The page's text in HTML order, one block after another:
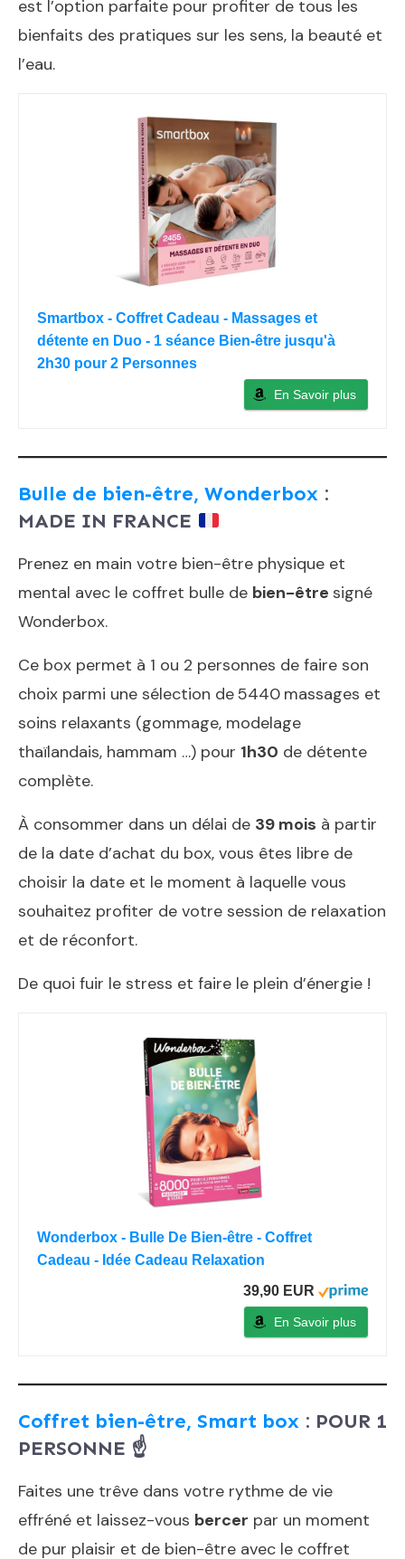
est l’option parfaite pour profiter de tous les
bienfaits des pratiques sur les sens, la beauté et
l’eau.
Smartbox - Coffret Cadeau - Massages et
détente en Duo - 1 séance Bien-être jusqu'à
2h30 pour 2 Personnes
En Savoir plus
Bulle de bien-être, Wonderbox :
MADE IN FRANCE
Prenez en main votre bien-être physique et
mental avec le coffret bulle de bien-être signé
Wonderbox.
Ce box permet à 1 ou 2 personnes de faire son
choix parmi une sélection de5440 massages et
soins relaxants (gommage, modelage
thaïlandais, hammam …) pour 1h30 de détente
complète.
À consommer dans un délai de 39 mois à partir
de la date d’achat du box, vous êtes libre de
choisir la date et le moment à laquelle vous
souhaitez profiter de votre session de relaxation
et de réconfort.
De quoi fuir le stress et faire le plein d’énergie !
Wonderbox - Bulle De Bien-être - Coffret
Cadeau - Idée Cadeau Relaxation
39,90 EUR
En Savoir plus
Coffret bien-être, Smart box : POUR 1
PERSONNE ☝️
Faites une trêve dans votre rythme de vie
effréné et laissez-vous bercer par un moment
de pur plaisir et de bien-être avec le coffret